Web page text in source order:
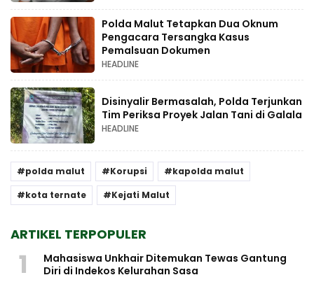
Polda Malut Tetapkan Dua Oknum
Pengacara Tersangka Kasus
Pemalsuan Dokumen
HEADLINE
Disinyalir Bermasalah, Polda Terjunkan
Tim Periksa Proyek Jalan Tani di Galala
HEADLINE
polda malut Korupsi
kapolda malut
kota ternate
Kejati Malut
ARTIKEL TERPOPULER
1
Mahasiswa Unkhair Ditemukan Tewas Gantung
Diri di Indekos Kelurahan Sasa